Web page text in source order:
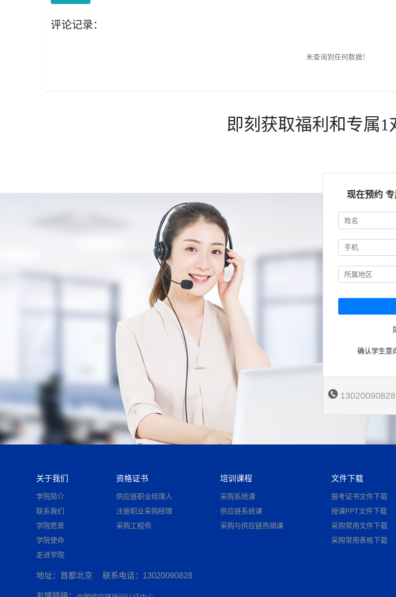
评论记录：
未查询到任何数据！
即刻获取福利和专属1
现在预约
确认学生意
13020090828
关于我们
学院简介
联系我们
学院愿景
学院使命
走进学院
资格证书
供应链职业经理人
注册职业采购经理
采购工程师
培训课程
采购系统课
供应链系统课
采购与供应链热销课
文件下载
报考证书文件下载
授课PPT文件下载
采购常用文件下载
采购常用表格下载
地址：首都北京 联系电话：13020090828